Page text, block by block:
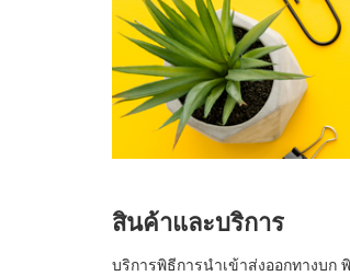
สินค้าและบริการ
บริการพิธีการนำเข้าส่งออกทางบก